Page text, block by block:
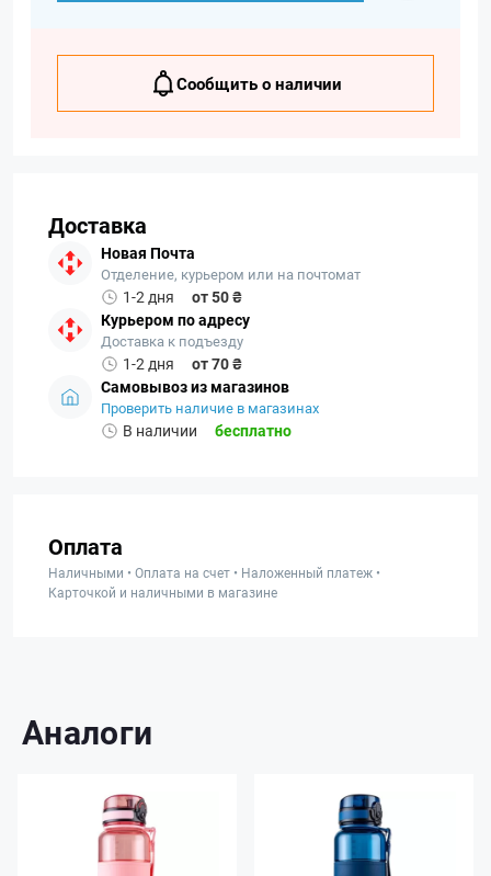
Сообщить о наличии
Доставка
Новая Почта
Отделение, курьером или на почтомат
1-2 дня
от 50 ₴
Курьером по адресу
Доставка к подъезду
1-2 дня
от 70 ₴
Самовывоз из магазинов
Проверить наличие в магазинах
В наличии бесплатно
Оплата
Наличными • Оплата на счет • Наложенный платеж •
Карточкой и наличными в магазине
Аналоги